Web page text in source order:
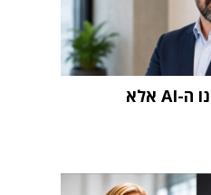
"האתגר הגדול אינו ה-AI אלא